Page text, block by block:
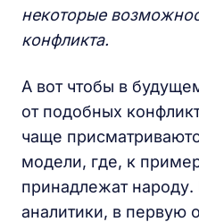
некоторые
конфликта.
А вот чтобы в
от подобных
чаще
модели, где, к
принадлежат
аналитики, в первую